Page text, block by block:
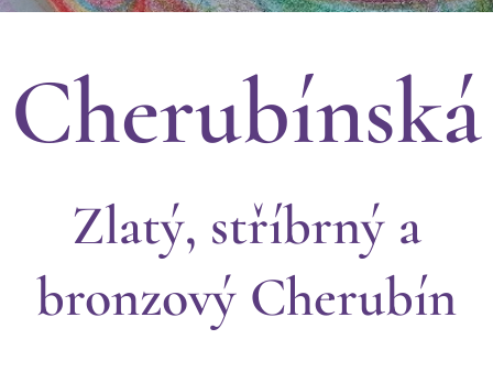
Cherubínská
Zlatý, stříbrný a
bronzový Cherubín